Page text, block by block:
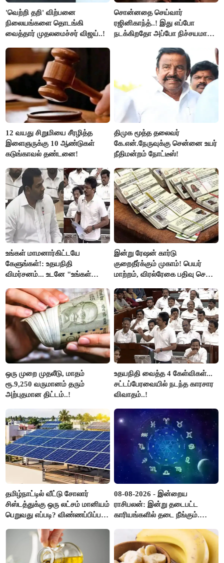
'வெற்றி தறி' விற்பனை
நிலையங்களை தொடங்கி
வைத்தார் முதலமைச்சர் விஜய்..!
சொன்னதை செய்வார்
ரஜினிகாந்த்..! இது எப்போ
நடக்கிறதோ அப்போ நிச்சயமாக
ரஜினிகாந்த்..!
12 வயது சிறுமியை சீரழித்த
இளைஞருக்கு 10 ஆண்டுகள்
கடுங்காவல் தண்டனை!
திமுக மூத்த தலைவர்
கே.என்.நேருவுக்கு சென்னை உயர்
நீதிமன்றம் நோட்டீஸ்!
உங்கள் மாமனார்கிட்டயே
கேளுங்கள்!: உதயநிதி
விமர்சனம்... உடனே "உங்கள்
ஆதவ் அர்ஜுனா பதிலடி!
இன்று ரேஷன் கார்டு
குறைதீர்க்கும் முகாம்! பெயர்
மாற்றம், விரல்ரேகை பதிவு செய்ய
ஒரு முறை முதலீடு, மாதம்
ரூ.9,250 வருமானம் தரும்
அற்புதமான திட்டம்..!
உதயநிதி வைத்த 4 கேள்விகள்...
சட்டப்பேரவையில் நடந்த காரசார
விவாதம்..!
தமிழ்நாட்டில் வீட்டு சோலார்
சிஸ்டத்துக்கு ஒரு லட்சம் மானியம்
பெறுவது எப்படி? விண்ணப்பிப்பது
08-08-2026 - இன்றைய
ராசிபலன்: இன்று தடைபட்ட
காரியங்களில் தடை நீங்கும்.
இருக்கும். ஆன்மீக எண்ணம்
அதிகரிக்கும்..!